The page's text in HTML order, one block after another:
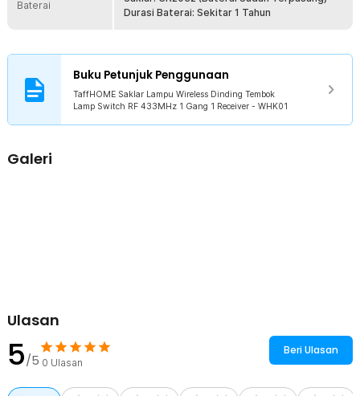
1 x Set Baut dan Fisher
Baterai
Durasi Baterai: Sekitar 1 Tahun
Buku Petunjuk Penggunaan
TaffHOME Saklar Lampu Wireless Dinding Tembok
Lamp Switch RF 433MHz 1 Gang 1 Receiver - WHK01
Galeri
Ulasan
5/5 0 Ulasan
Beri Ulasan